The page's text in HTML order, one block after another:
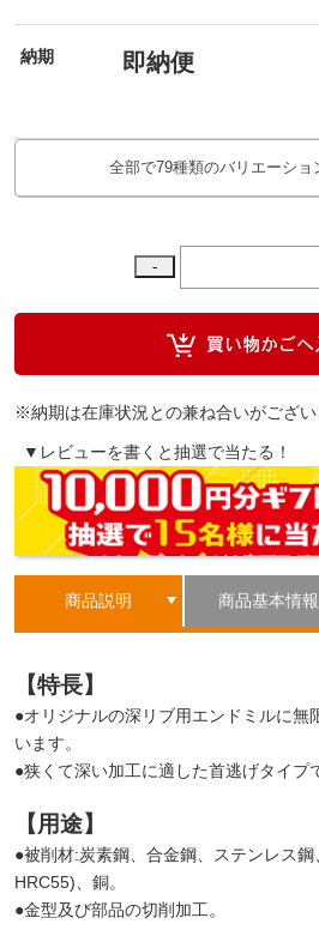
納期 即納便
全部で79種類のバリエーショ
※納期は在庫状況との兼ね合いがござい
▼レビューを書くと抽選で当たる！
商品説明 商品基本情報
【特長】
●オリジナルの深リブ用エンドミルに無
います。
●狭くて深い加工に適した首逃げタイプ
【用途】
●被削材:炭素鋼、合金鋼、ステンレス
HRC55)、銅。
●金型及び部品の切削加工。